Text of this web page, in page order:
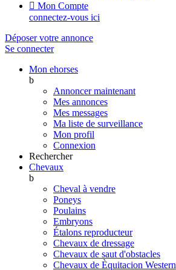
 Mon Compte
connectez-vous ici
Déposer votre annonce
Se connecter
Mon ehorses
b
Annoncer maintenant
Mes annonces
Mes messages
Ma liste de surveillance
Mon profil
Connexion
Rechercher
Chevaux
b
Cheval à vendre
Poneys
Poulains
Embryons
Étalons reproducteur
Chevaux de dressage
Chevaux de saut d'obstacles
Chevaux de Èquitacion Western